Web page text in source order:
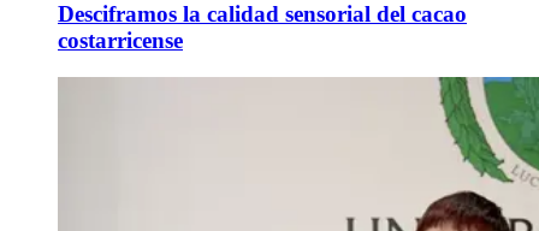
Desciframos la calidad sensorial del cacao
costarricense